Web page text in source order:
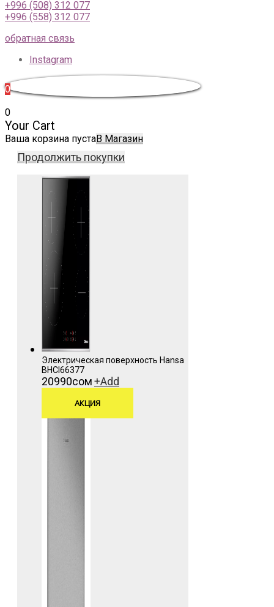
+996 (508) 312 077
+996 (558) 312 077
обратная связь
Instagram
0
0
Your Cart
Ваша корзина пустаВ Магазин
Продолжить покупки
Электрическая поверхность Hansa
BHCI66377
20990сом+Add
АКЦИЯ